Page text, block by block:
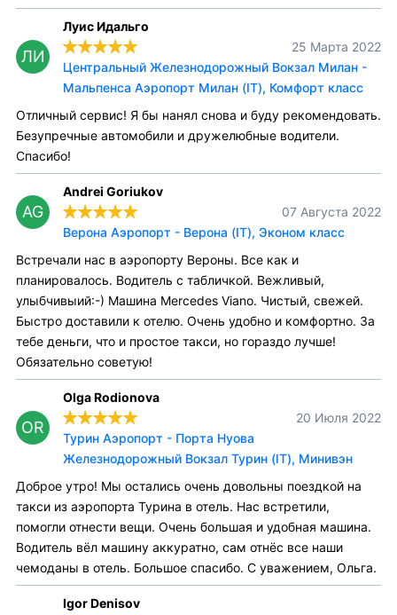
ЛИ
Луис Идальго
25 Марта 2022
Центральный Железнодорожный Вокзал Милан -
Мальпенса Аэропорт Милан (IT), Комфорт класс
Отличный сервис! Я бы нанял снова и буду рекомендовать.
Безупречные автомобили и дружелюбные водители.
Спасибо!
AG
Andrei Goriukov
07 Августа 2022
Верона Аэропорт - Верона (IT), Эконом класс
Встречали нас в аэропорту Вероны. Все как и
планировалось. Водитель с табличкой. Вежливый,
улыбчивыий:-) Машина Mercedes Viano. Чистый, свежей.
Быстро доставили к отелю. Очень удобно и комфортно. За
тебе деньги, что и простое такси, но гораздо лучше!
Обязательно советую!
OR
Olga Rodionova
20 Июля 2022
Турин Аэропорт - Порта Нуова
Железнодорожный Вокзал Турин (IT), Минивэн
Доброе утро! Мы остались очень довольны поездкой на
такси из аэропорта Турина в отель. Нас встретили,
помогли отнести вещи. Очень большая и удобная машина.
Водитель вёл машину аккуратно, сам отнёс все наши
чемоданы в отель. Большое спасибо. С уважением, Ольга.
Igor Denisov